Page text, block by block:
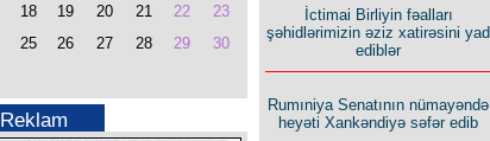
18 19 20 21 22
23
25 26 27 28 29
30
Reklam
İctimai Birliyin fəalları
şəhidlərimizin əziz xatirəsini yad
ediblər
Rumıniya Senatının nümayəndə
heyəti Xankəndiyə səfər edib